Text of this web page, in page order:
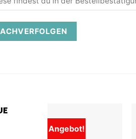
Angebot!